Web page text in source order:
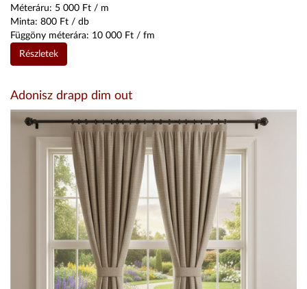
Méteráru: 5 000 Ft / m
Minta: 800 Ft / db
Függöny méterára: 10 000 Ft / fm
Részletek
Adonisz drapp dim out